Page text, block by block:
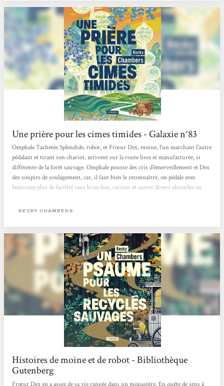
Une prière pour les cimes timides - Galaxie n°83
Omphale Tachetée Splendide, robot, et Frœur Dex, moine, l'un marchant l'autre
pédalant et tirant son chariot, arrivent sur la route lisse et manufacturée, si
différente de la forêt sauvage. Omphale pousse des cris d'émerveillement et Dex
des soupirs de soulagement, car, il faut bien le reconnaître, on pédale avec
beaucoup plus de facilité sans branches, racines et autres divers obstacles en
monde à son ami, tout comme Omphale s'était fait guide dans la forêt dans Un
BECKY CHAMBERS
Histoires de moine et de robot - Bibliothèque
Gutenberg
Frœur Dex en a assez de sa vie rangée dans un monastère. En quête de sens à